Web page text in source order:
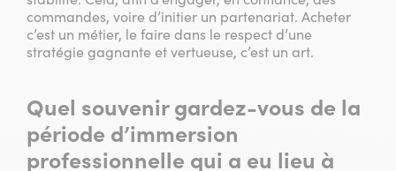
commandes, voire d’initier un partenariat. Acheter
c’est un métier, le faire dans le respect d’une
stratégie gagnante et vertueuse, c’est un art.
Quel souvenir gardez-vous de la
période d’immersion
professionnelle qui a eu lieu à